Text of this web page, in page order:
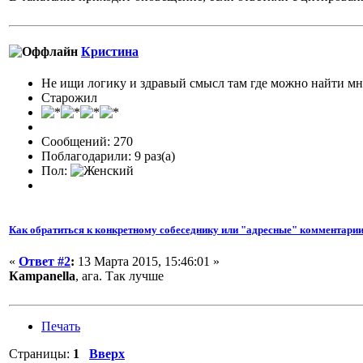
Кристина
Не ищи логику и здравый смысл там где можно найти
Старожил
Сообщений: 270
Поблагодарили: 9 раз(а)
Пол:
Как обратиться к конкретному собеседнику или "адресные"
« Ответ #2: 13 Марта 2015, 15:46:01 »
Кampanella, ага. Так лучше
Печать
Страницы: 1
Вверх